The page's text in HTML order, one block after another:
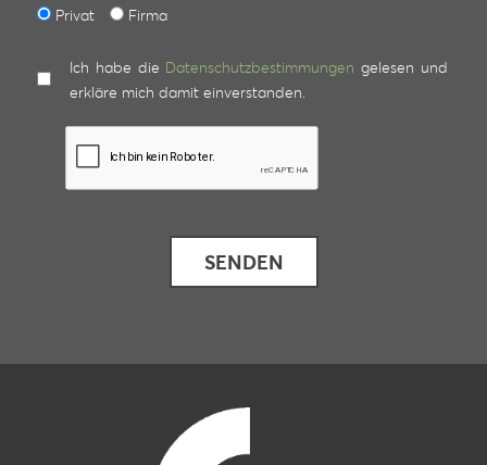
Privat Firma
Ich habe die Datenschutzbestimmungen gelesen und
erkläre mich damit einverstanden.